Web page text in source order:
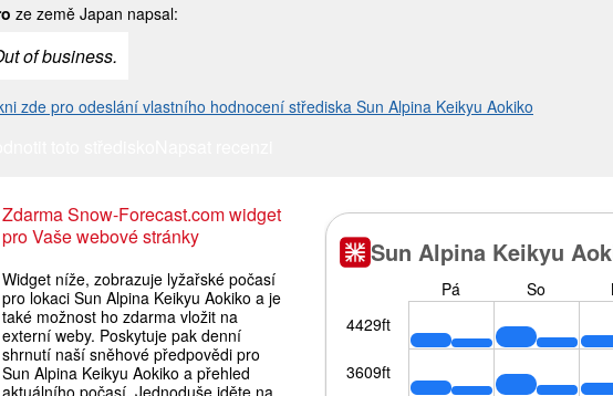
ze země Japan napsal:
of business.
zde pro odeslání vlastního hodnocení střediska Sun Alpina Keikyu Aokiko
Zdarma Snow-Forecast.com widget
pro Vaše webové stránky
Widget níže, zobrazuje lyžařské počasí
pro lokaci Sun Alpina Keikyu Aokiko a je
také možnost ho zdarma vložit na
externí weby. Poskytuje pak denní
shrnutí naší sněhové předpovědi pro
Sun Alpina Keikyu Aokiko a přehled
aktuálního počasí. Jednoduše jděte na